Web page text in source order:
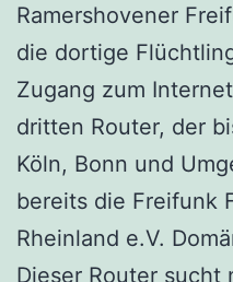
Ramershovener
die dortige
Zugang zum
dritten Router, der
Köln, Bonn und
bereits die Freifunk
Rheinland e.V.
Dieser Router sucht